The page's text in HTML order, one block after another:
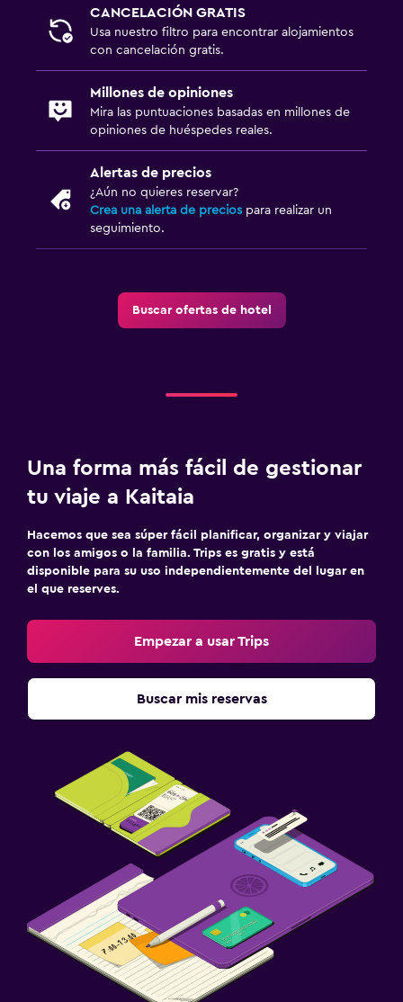
CANCELACIÓN GRATIS
Usa nuestro filtro para encontrar alojamientos
con cancelación gratis.
Millones de opiniones
Mira las puntuaciones basadas en millones de
opiniones de huéspedes reales.
Alertas de precios
¿Aún no quieres reservar?
Crea una alerta de precios para realizar un
seguimiento.
Buscar ofertas de hotel
Una forma más fácil de gestionar
tu viaje a Kaitaia
Hacemos que sea súper fácil planificar, organizar y viajar
con los amigos o la familia. Trips es gratis y está
disponible para su uso independientemente del lugar en
el que reserves.
Empezar a usar Trips
Buscar mis reservas